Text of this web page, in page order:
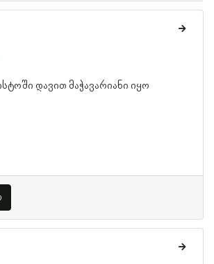
დავით მაჭავარიანი იყო